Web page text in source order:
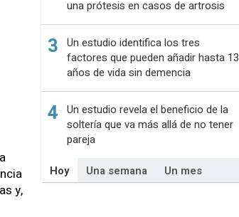
y,
una prótesis en casos de artrosis
3 Un estudio identifica los tres
factores que pueden añadir hasta 13
años de vida sin demencia
4 Un estudio revela el beneficio de la
soltería que va más allá de no tener
pareja
Hoy
Una semana Un mes